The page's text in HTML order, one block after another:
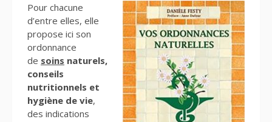
Pour chacune
d’entre elles, elle
propose ici son
ordonnance
de soins naturels,
conseils
nutritionnels et
hygiène de vie,
des indications